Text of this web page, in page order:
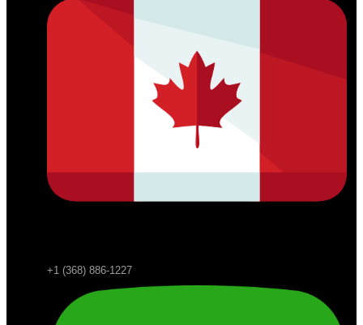
+1 (368) 886-1227